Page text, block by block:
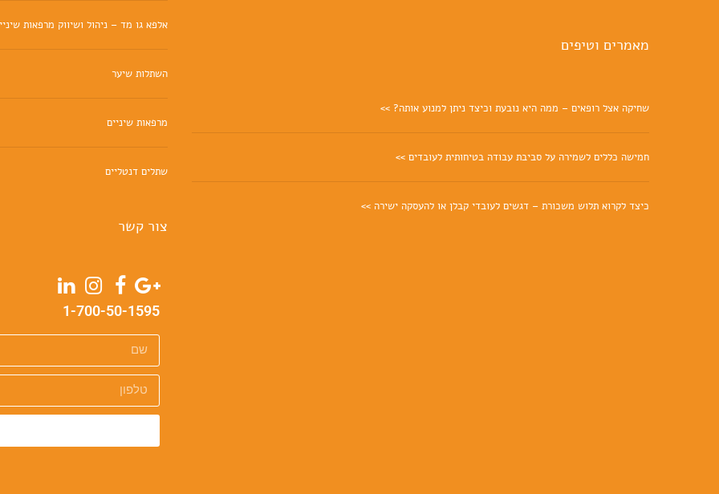
מאמרים וטיפים
שחיקה אצל רופאים – ממה היא נובעת וכיצד ניתן למנוע אותה? >>
חמישה כללים לשמירה על סביבת עבודה בטיחותית לעובדים >>
כיצד לקרוא תלוש משכורת – דגשים לעובדי קבלן או להעסקה ישירה >>
אלפא גו מד – ניהול ושיווק מרפאות
השתלות שיער
מרפאות שיניים
שתלים דנטליים
צור קשר
1-700-50-1595